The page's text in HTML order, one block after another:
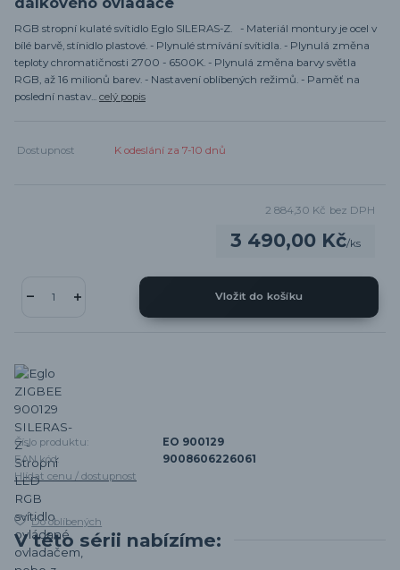
RGB stropní kulaté svítidlo Eglo SILERAS-Z. - Materiál montury je ocel v
bílé barvě, stínidlo plastové. - Plynulé stmívání svítidla. - Plynulá změna
teploty chromatičnosti 2700 - 6500K. - Plynulá změna barvy světla
RGB, až 16 milionů barev. - Nastavení oblíbených režimů. - Paměť na
poslední nastav... celý popis
Dostupnost K odeslání za 7-10 dnů
3 490,00 Kč/ks
2 884,30 Kč bez DPH
Vložit do košíku
Číslo produktu:
EO 900129
EAN kód:
9008606226061
Hlídat cenu / dostupnost
Do oblíbených
V této sérii nabízíme: